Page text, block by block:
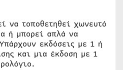
να τοποθετηθεί χωνευτό
ή μπορεί απλά να
εκδόσεις με 1 ή
και μια έκδοση με 1